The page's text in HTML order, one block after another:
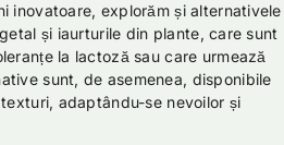
inovatoare, explorăm și alternativele
și iaurturile din plante, care sunt
la lactoză sau care urmează
sunt, de asemenea, disponibile
adaptându-se nevoilor și